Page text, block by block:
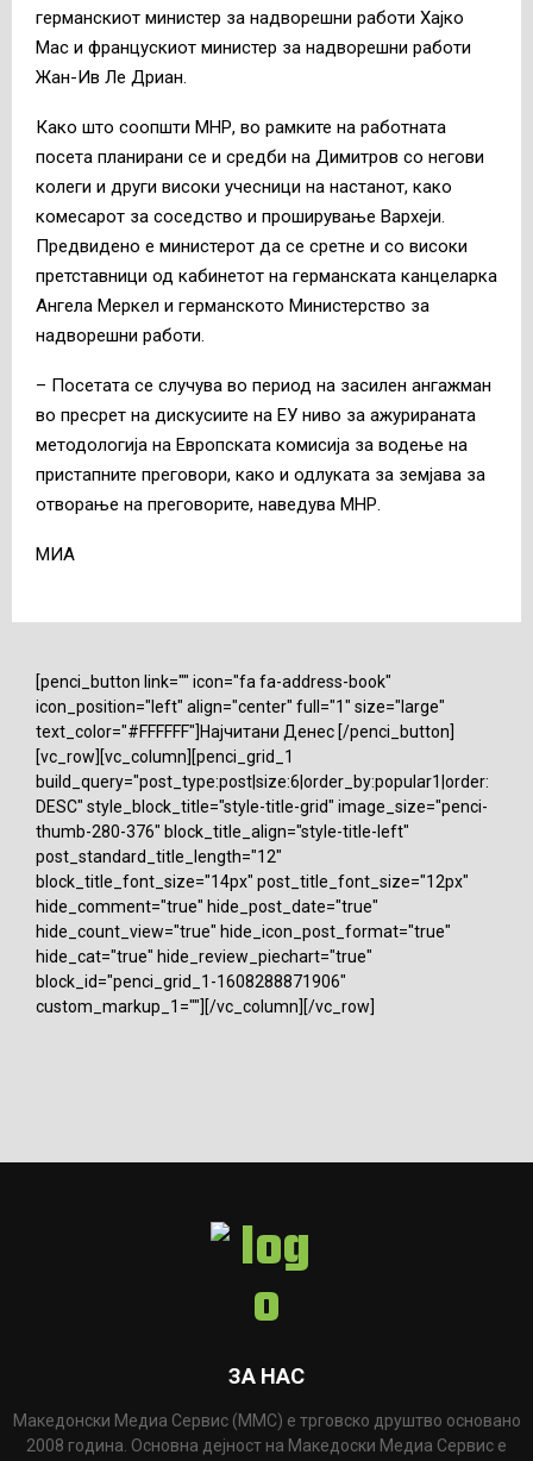
германскиот министер за надворешни работи Хајко
Мас и францускиот министер за надворешни работи
Жан-Ив Ле Дриан.
Како што соопшти МНР, во рамките на работната
посета планирани се и средби на Димитров со негови
колеги и други високи учесници на настанот, како
комесарот за соседство и проширување Вархеји.
Предвидено е министерот да се сретне и со високи
претставници од кабинетот на германската канцеларка
Ангела Меркел и германското Министерство за
надворешни работи.
– Посетата се случува во период на засилен ангажман
во пресрет на дискусиите на ЕУ ниво за ажурираната
методологија на Европската комисија за водење на
пристапните преговори, како и одлуката за земјава за
отворање на преговорите, наведува МНР.
МИА
[penci_button link="" icon="fa fa-address-book"
icon_position="left" align="center" full="1" size="large"
text_color="#FFFFFF"]Најчитани Денес [/penci_button]
[vc_row][vc_column][penci_grid_1
build_query="post_type:post|size:6|order_by:popular1|order:
DESC" style_block_title="style-title-grid" image_size="penci-
thumb-280-376" block_title_align="style-title-left"
post_standard_title_length="12"
block_title_font_size="14px" post_title_font_size="12px"
hide_comment="true" hide_post_date="true"
hide_count_view="true" hide_icon_post_format="true"
hide_cat="true" hide_review_piechart="true"
block_id="penci_grid_1-1608288871906"
custom_markup_1=""][/vc_column][/vc_row]
ЗА НАС
Македонски Медиа Сервис (ММС) е трговско друштво основано
2008 година. Основна дејност на Македоски Медиа Сервис е